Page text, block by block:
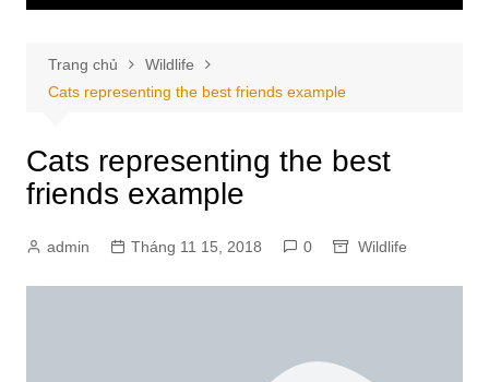
Trang chủ
Wildlife
Cats representing the best friends example
Cats representing the best
friends example
admin Tháng 11 15, 2018 0 Wildlife